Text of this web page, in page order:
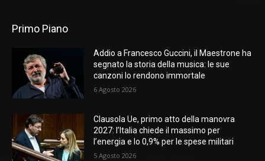
Primo Piano
Addio a Francesco Guccini, il Maestrone ha
segnato la storia della musica: le sue
canzoni lo rendono immortale
6 Agosto 2026
Clausola Ue, primo atto della manovra
2027: l’Italia chiede il massimo per
l’energia e lo 0,9% per le spese militari
5 Agosto 2026